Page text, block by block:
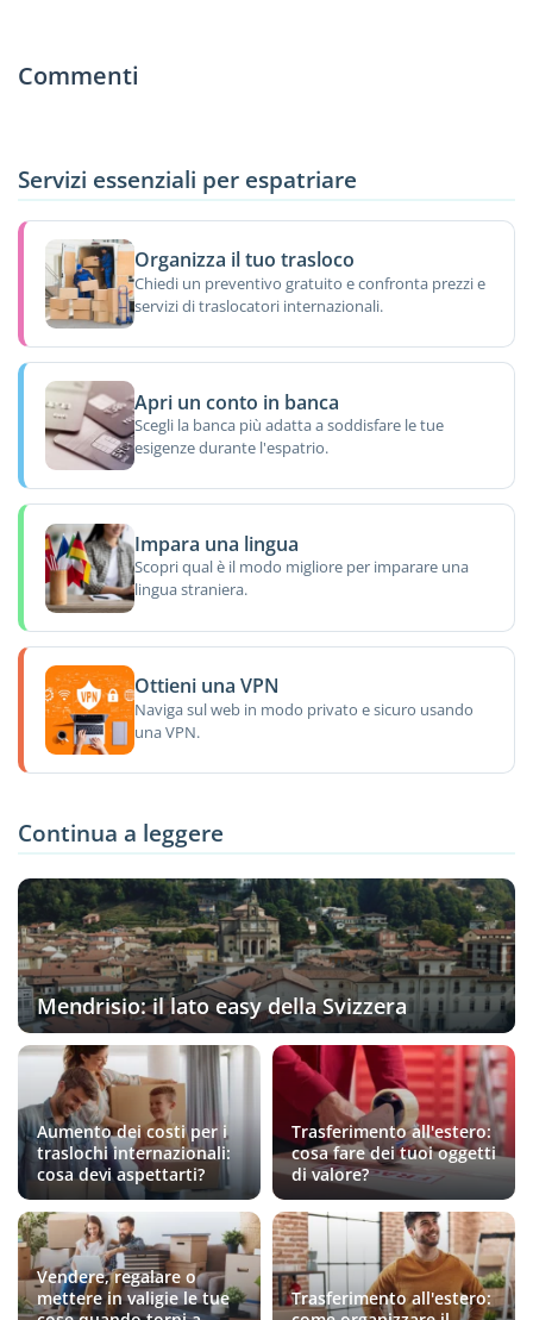
Commenti
Servizi essenziali per espatriare
Organizza il tuo trasloco
Chiedi un preventivo gratuito e confronta prezzi e
servizi di traslocatori internazionali.
Apri un conto in banca
Scegli la banca più adatta a soddisfare le tue
esigenze durante l'espatrio.
Impara una lingua
Scopri qual è il modo migliore per imparare una
lingua straniera.
Ottieni una VPN
Naviga sul web in modo privato e sicuro usando
una VPN.
Continua a leggere
Mendrisio: il lato easy della Svizzera
Aumento dei costi per i
traslochi internazionali:
cosa devi aspettarti?
Trasferimento all'estero:
cosa fare dei tuoi oggetti
di valore?
Vendere, regalare o
mettere in valigie le tue
Trasferimento all'estero: